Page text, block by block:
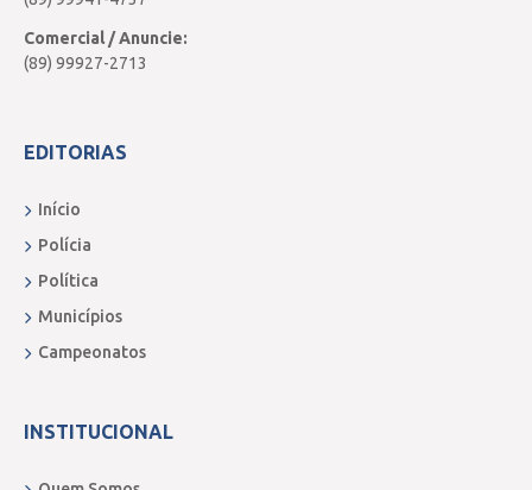
Comercial / Anuncie:
(89) 99927-2713
EDITORIAS
Início
Polícia
Política
Municípios
Campeonatos
INSTITUCIONAL